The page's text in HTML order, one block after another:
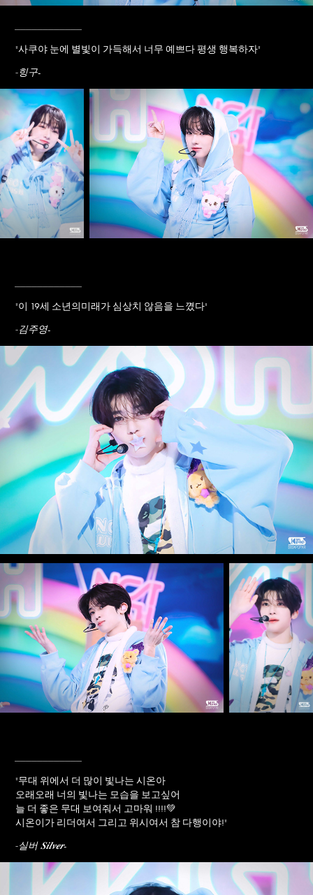
____________
"사쿠야 눈에 별빛이 가득해서 너무 예쁘다 평생 행복하자"
-힝구-
"이 19세 소년의미래가 심상치 않음을 느꼈다"
-김주영-
"무대 위에서 더 많이 빛나는 시온아
오래오래 너의 빛나는 모습을 보고싶어
늘 더 좋은 무대 보여줘서 고마워 !!!!💚
시온이가 리더여서 그리고 위시여서 참 다행이야!"
-실버 𝑺𝒊𝒍𝒗𝒆𝒓-